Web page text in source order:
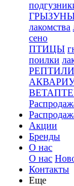
лакомства
сено
ПТИЦЫ
поилки
Акции
Бренды
О нас
О нас
Контакты
Еще